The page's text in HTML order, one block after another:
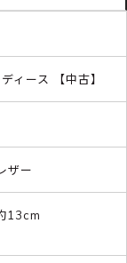
ィース 【中古】
ザー
13cm